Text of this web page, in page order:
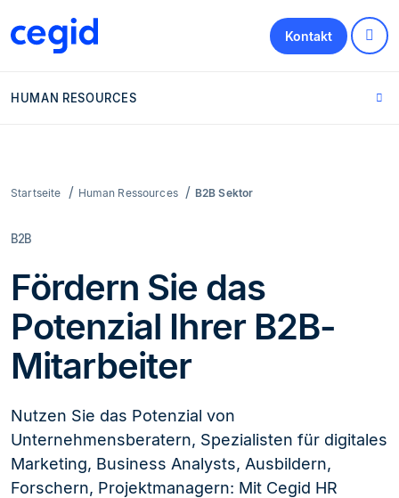
Kontakt
HUMAN RESOURCES
Startseite Human Ressources B2B Sektor
B2B
Fördern Sie das
Potenzial Ihrer B2B-
Mitarbeiter
Nutzen Sie das Potenzial von
Unternehmensberatern, Spezialisten für digitales
Marketing, Business Analysts, Ausbildern,
Forschern, Projektmanagern: Mit Cegid HR